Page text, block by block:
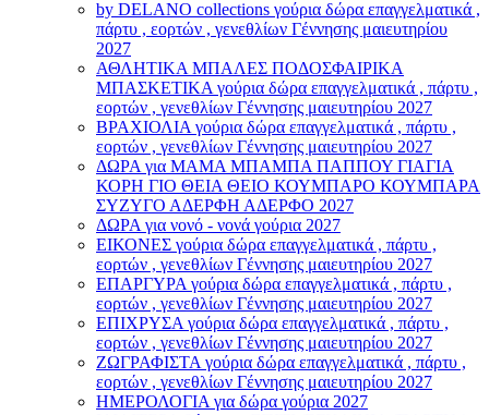
by DELANO collections γούρια δώρα επαγγελματικά ,
πάρτυ , εορτών , γενεθλίων Γέννησης μαιευτηρίου
2027
ΑΘΛΗΤΙΚΑ ΜΠΑΛΕΣ ΠΟΔΟΣΦΑΙΡΙΚΑ
ΜΠΑΣΚΕΤΙΚΑ γούρια δώρα επαγγελματικά , πάρτυ ,
εορτών , γενεθλίων Γέννησης μαιευτηρίου 2027
ΒΡΑΧΙΟΛΙA γούρια δώρα επαγγελματικά , πάρτυ ,
εορτών , γενεθλίων Γέννησης μαιευτηρίου 2027
ΔΩΡΑ για ΜΑΜΑ ΜΠΑΜΠΑ ΠΑΠΠΟΥ ΓΙΑΓΙΑ
ΚΟΡΗ ΓΙΟ ΘΕΙΑ ΘΕΙΟ ΚΟΥΜΠΑΡΟ ΚΟΥΜΠΑΡΑ
ΣΥΖΥΓΟ ΑΔΕΡΦΗ ΑΔΕΡΦΟ 2027
ΔΩΡΑ για νονό - νονά γούρια 2027
ΕΙΚΟΝΕΣ γούρια δώρα επαγγελματικά , πάρτυ ,
εορτών , γενεθλίων Γέννησης μαιευτηρίου 2027
ΕΠΑΡΓΥΡΑ γούρια δώρα επαγγελματικά , πάρτυ ,
εορτών , γενεθλίων Γέννησης μαιευτηρίου 2027
ΕΠΙΧΡΥΣΑ γούρια δώρα επαγγελματικά , πάρτυ ,
εορτών , γενεθλίων Γέννησης μαιευτηρίου 2027
ΖΩΓΡΑΦΙΣΤΑ γούρια δώρα επαγγελματικά , πάρτυ ,
εορτών , γενεθλίων Γέννησης μαιευτηρίου 2027
ΗΜΕΡΟΛΟΓΙΑ για δώρα γούρια 2027